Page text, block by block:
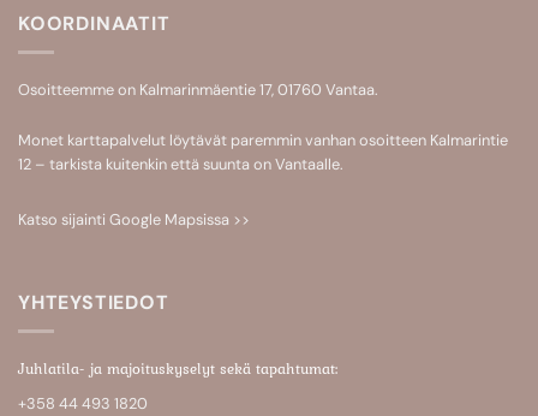
KOORDINAATIT
Osoitteemme on Kalmarinmäentie 17, 01760 Vantaa.
Monet karttapalvelut löytävät paremmin vanhan osoitteen Kalmarintie
12 – tarkista kuitenkin että suunta on Vantaalle.
Katso sijainti Google Mapsissa >>
YHTEYSTIEDOT
Juhlatila- ja majoituskyselyt sekä tapahtumat:
+358 44 493 1820